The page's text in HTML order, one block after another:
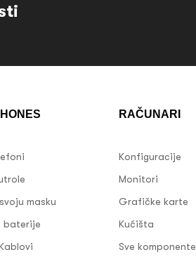
masku
baterije
RAČUNARI
Konfiguracije
Monitori
Grafičke karte
Kućišta
Sve komponente